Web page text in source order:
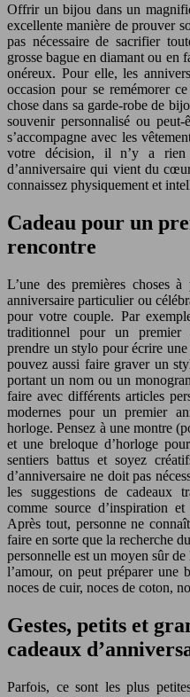
Offrir un bijou dans un
excellente manière de prouver
pas nécessaire de sacrifier
grosse bague en diamant ou en
onéreux. Pour elle, les
occasion pour se remémorer
chose dans sa garde-robe de
souvenir personnalisé ou
s’accompagne avec les
votre décision, il n’y a rien
d’anniversaire qui vient du
connaissez physiquement et
Cadeau pour un
rencontre
L’une des premières choses
anniversaire particulier ou
pour votre couple. Par
traditionnel pour un premier
prendre un stylo pour écrire
pouvez aussi faire graver un
portant un nom ou un
faire avec différents articles
modernes pour un premier
horloge. Pensez à une montre
et une breloque d’horloge
sentiers battus et soyez
d’anniversaire ne doit pas
les suggestions de cadeaux
comme source d’inspiration
Après tout, personne ne
faire en sorte que la recherche
personnelle est un moyen sûr
l’amour, on peut préparer une
noces de cuir, noces de coton,
Gestes, petits et
cadeaux
Parfois, ce sont les plus